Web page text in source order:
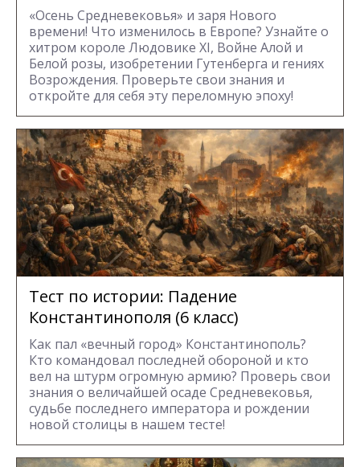
«Осень Средневековья» и заря Нового
времени! Что изменилось в Европе? Узнайте о
хитром короле Людовике XI, Войне Алой и
Белой розы, изобретении Гутенберга и гениях
Возрождения. Проверьте свои знания и
откройте для себя эту переломную эпоху!
Тест по истории: Падение
Константинополя (6 класс)
Как пал «вечный город» Константинополь?
Кто командовал последней обороной и кто
вел на штурм огромную армию? Проверь свои
знания о величайшей осаде Средневековья,
судьбе последнего императора и рождении
новой столицы в нашем тесте!